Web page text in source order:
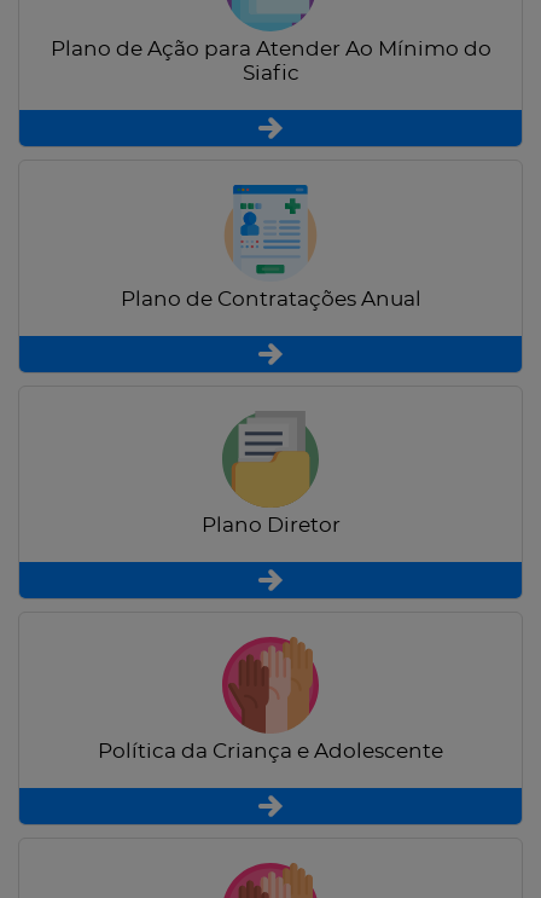
Plano de Ação para Atender Ao Mínimo do
Siafic
Plano de Contratações Anual
Plano Diretor
Política da Criança e Adolescente